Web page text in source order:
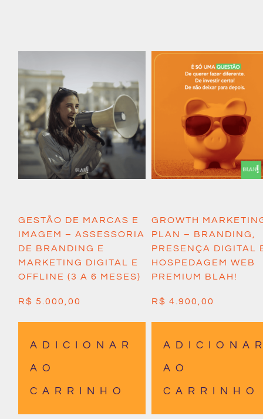
GESTÃO DE MARCAS E
IMAGEM – ASSESSORIA
DE BRANDING E
MARKETING DIGITAL E
OFFLINE (3 A 6 MESES)
R$ 5.000,00
ADICIONAR
AO
CARRINHO
GROWTH
PLAN – BRANDING,
PRESENÇA DIGITAL
HOSPEDAGEM WEB
PREMIUM BLAH!
R$ 4.900,00
AO
CARRINHO